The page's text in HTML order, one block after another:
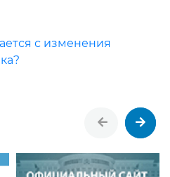
с изменения